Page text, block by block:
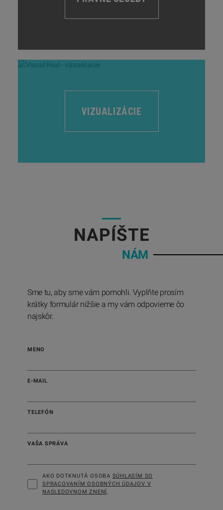
VIZUALIZÁCIE
NAPÍŠTE
NÁM
Sme tu, aby sme vám pomohli. Vyplňte prosím
krátky formulár nižšie a my vám odpovieme čo
najskôr.
MENO
E-MAIL
TELEFÓN
VAŠA SPRÁVA
AKO DOTKNUTÁ OSOBA SÚHLASÍM SO
SPRACOVANÍM OSOBNÝCH ÚDAJOV V
NASLEDOVNOM ZNENÍ .